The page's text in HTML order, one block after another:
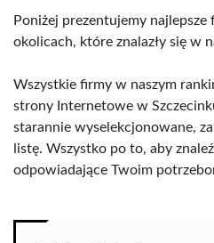
Poniżej prezentujemy najlepsze
okolicach, które znalazły się w
Wszystkie firmy w naszym
strony Internetowe w
starannie wyselekcjonowane,
listę. Wszystko po to, aby
odpowiadające Twoim